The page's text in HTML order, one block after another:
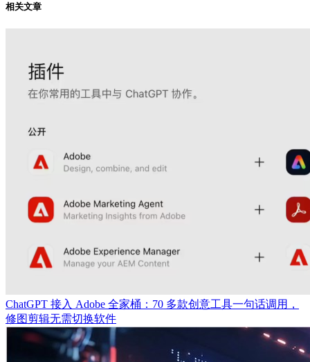
相关文章
ChatGPT 接入 Adobe 全家桶：70 多款创意工具一句话调用，
修图剪辑无需切换软件